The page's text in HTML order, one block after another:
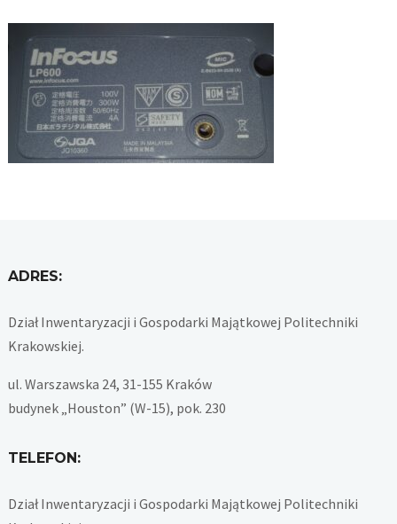
ADRES:
Dział Inwentaryzacji i Gospodarki Majątkowej Politechniki
Krakowskiej.
ul. Warszawska 24, 31-155 Kraków
budynek „Houston” (W-15), pok. 230
TELEFON:
Dział Inwentaryzacji i Gospodarki Majątkowej Politechniki